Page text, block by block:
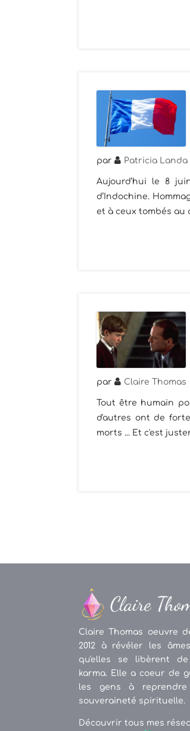
par Patricia Landa
Aujourd’hui le 8
d’Indochine.
et à ceux tombés au
par Claire Thomas
Tout être humain
d'autres ont de
morts ... Et c'est
Claire Thomas oeuvre
2012 à révéler les
qu'elles se libèrent
karma. Elle a coeur de
les gens à
souveraineté spirituelle.
Découvrir tous mes